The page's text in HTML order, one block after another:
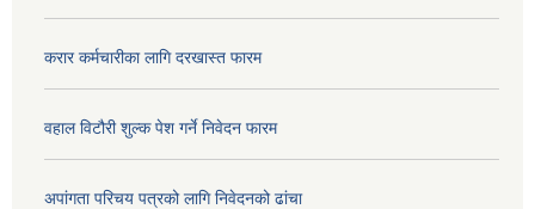
करार कर्मचारीका लागि दरखास्त फारम
वहाल विटौरी शुल्क पेश गर्ने निवेदन फारम
अपांगता परिचय पत्रको लागि निवेदनको ढांचा